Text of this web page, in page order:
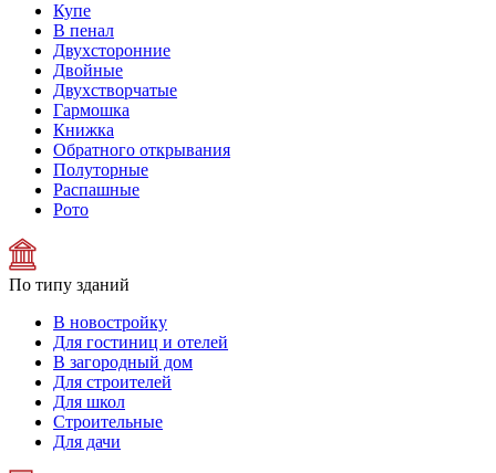
Купе
В пенал
Двухсторонние
Двойные
Двухстворчатые
Гармошка
Книжка
Обратного открывания
Полуторные
Распашные
Рото
По типу зданий
В новостройку
Для гостиниц и отелей
В загородный дом
Для строителей
Для школ
Строительные
Для дачи